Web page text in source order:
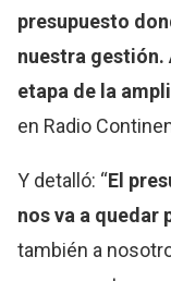
presupuesto
nuestra gestión.
etapa de la
en Radio
Y detalló: “El
nos va a quedar
también a